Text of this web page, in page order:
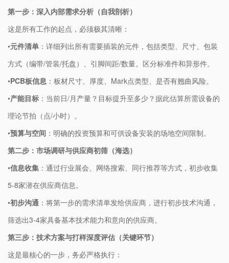
​第一步：深入内部需求分析（自我剖析）​
这是所有工作的起点，必须极其清晰：
•​元件清单​ ​：详细列出所有需要插装的元件，包括类型、尺寸、包装
方式（编带/管装/托盘）、引脚间距/数量。区分标准件和异形件。
•​PCB板信息​ ​：板材尺寸、厚度、Mark点类型、是否有翘曲风险。
•​产能目标​ ​：当前日/月产量？目标提升至多少？据此估算所需设备的
理论节拍（点/小时）。
•​预算与空间​ ​：明确的投资预算和可供设备安装的场地空间限制。
​第二步：市场调研与供应商初筛（海选）​
•​信息收集​ ​：通过行业展会、网络搜索、同行推荐等方式，初步收集
5-8家潜在供应商信息。
•​初步沟通​ ​：将第一步的需求清单发给供应商，进行初步技术沟通，
筛选出3-4家具备基本技术能力和意向的供应商。
​第三步：技术方案与打样深度评估（关键环节）​
这是最核心的一步，务必严格执行：